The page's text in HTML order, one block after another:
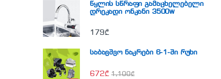
წყლის სწრაფი გამაცხელებელი
დრეკადი ონკანი 3500w
179₾
საბავშვო ნაკრები 6-1-ში რუხი
672₾ 1,100₾